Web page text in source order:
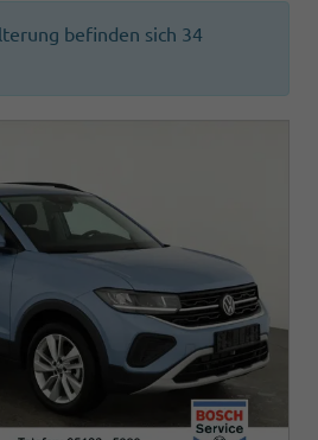
befinden sich 34